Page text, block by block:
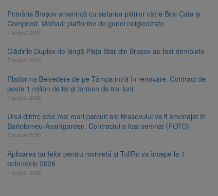
Primăria Brașov amenință cu sistarea plăților către Brai-Cata și
Comprest. Motivul: platforme de gunoi neigienizate
7 august 2026
Clădirile Duplex de lângă Piața Star din Brașov au fost demolate
7 august 2026
Platforma Belvedere de pe Tâmpa intră în renovare. Contract de
peste 1 milion de lei și termen de trei luni
7 august 2026
Unul dintre cele mai mari parcuri ale Brașovului va fi amenajat în
Bartolomeu-Avantgarden. Contractul a fost semnat (FOTO)
7 august 2026
Aplicarea tarifelor pentru rovinietă și TollRo va începe la 1
octombrie 2026
7 august 2026